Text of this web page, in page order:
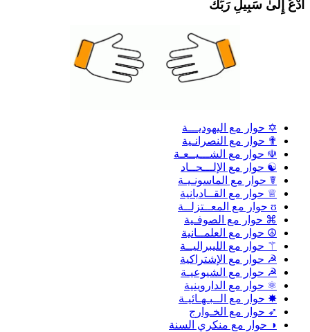
إِلَىٰ سَبِيلِ رَبِّكَ
✡ حوار مع اليهوديـــة
✟ حوار مع النصرانـية
☫ حوار مع الشـــيــعـة
☯ حوار مع الإلـــحــاد
☤ حوار مع الماسونـيـة
♕ حوار مع القــاديانية
ʊ حوار مع المعــتزلــة
⌘ حوار مع الصوفـية
☮ حوار مع العلمــانية
⚚ حوار مع الليبراليــة
☭ حوار مع الإشتراكية
☭ حوار مع الشيوعيـة
⚛ حوار مع الداروينية
✸ حوار مع الــبـهـائيـة
➶ حوار مع الخـوارج
◑ حوار مع منكري السنة